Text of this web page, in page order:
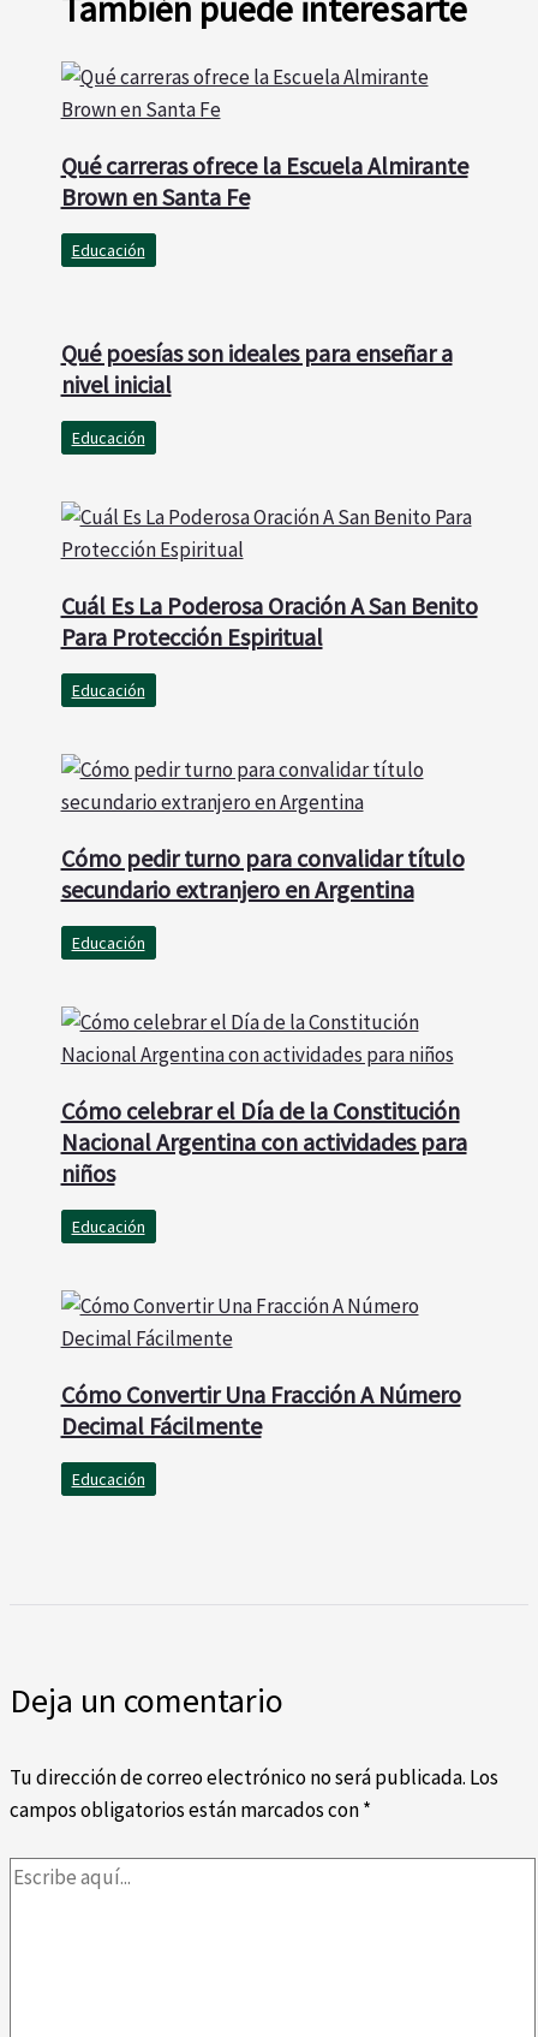
Qué carreras ofrece la Escuela Almirante
Brown en Santa Fe
Educación
Qué poesías son ideales para enseñar a
nivel inicial
Educación
Cuál Es La Poderosa Oración A San Benito
Para Protección Espiritual
Educación
Cómo pedir turno para convalidar título
secundario extranjero en Argentina
Educación
Cómo celebrar el Día de la Constitución
Nacional Argentina con actividades para
niños
Educación
Cómo Convertir Una Fracción A Número
Decimal Fácilmente
Educación
Deja un comentario
Tu dirección de correo electrónico no será publicada. Los
campos obligatorios están marcados con*
Escribe